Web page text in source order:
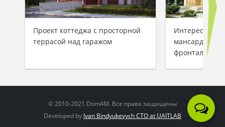
Проект коттеджа с просторной
террасой над гаражом
Интересный
мансардного
фронтальным
© 2010-2021 Dom4M. Все права защищены
Developed by Ivan Bindyukevych CTO at UAITLAB